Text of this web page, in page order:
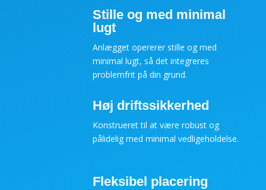
Stille og med minimal
lugt
Anlægget opererer stille og med
minimal lugt, så det integreres
problemfrit på din grund.
Høj driftssikkerhed
Konstrueret til at være robust og
pålidelig med minimal vedligeholdelse.
Fleksibel placering